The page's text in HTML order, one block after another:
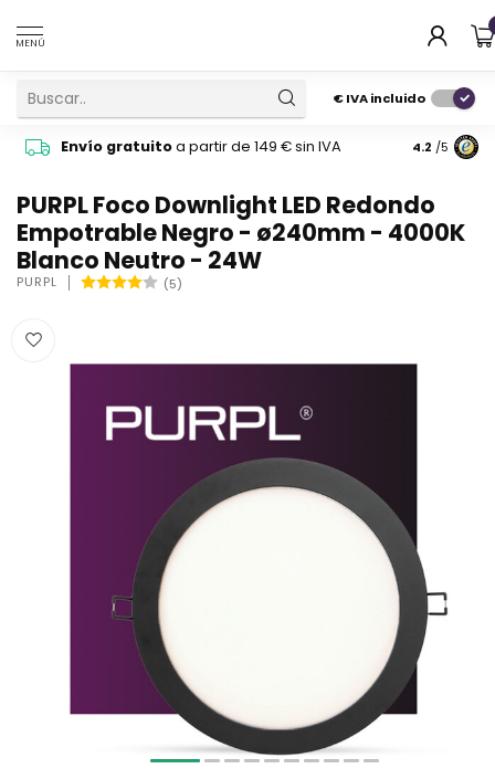
MENÚ
€IVA incluido
Envío gratuitoa partir de 149 € sin IVA Pide
4.2 /5
PURPL Foco Downlight LED Redondo
Empotrable Negro - ø240mm - 4000K
Blanco Neutro - 24W
PURPL (5)